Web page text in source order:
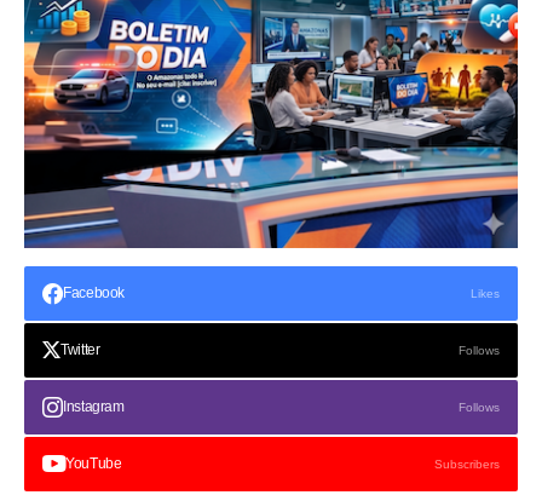
Facebook Likes
Twitter Follows
Instagram Follows
YouTube Subscribers